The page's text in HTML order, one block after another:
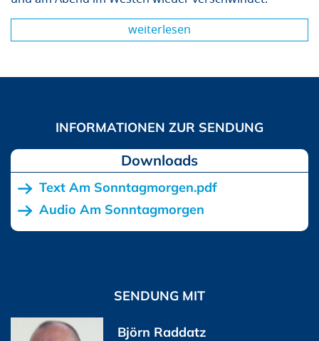
weiterlesen
Downloads
Text Am Sonntagmorgen.pdf
Audio Am Sonntagmorgen
SENDUNG MIT
Björn Raddatz